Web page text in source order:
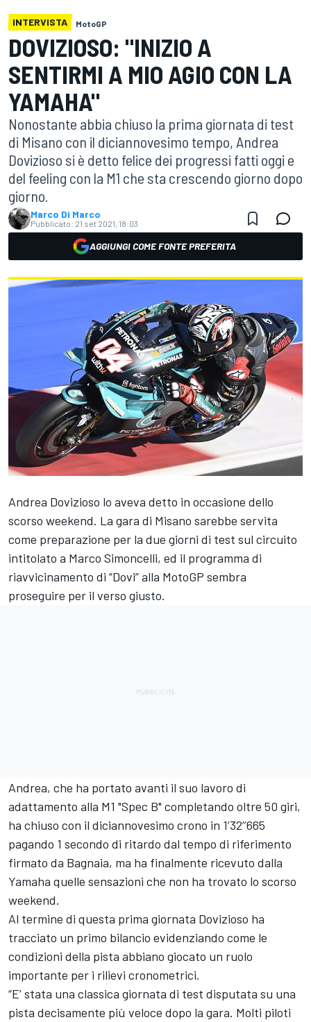
INTERVISTA MotoGP
DOVIZIOSO: "INIZIO A
SENTIRMI A MIO AGIO CON LA
YAMAHA"
Nonostante abbia chiuso la prima giornata di test
di Misano con il diciannovesimo tempo, Andrea
Dovizioso si è detto felice dei progressi fatti oggi e
del feeling con la M1 che sta crescendo giorno dopo
giorno.
Marco Di Marco
Pubblicato: 21 set 2021, 18:03
AGGIUNGI COME FONTE PREFERITA
Andrea Dovizioso lo aveva detto in occasione dello
scorso weekend. La gara di Misano sarebbe servita
come preparazione per la due giorni di test sul circuito
intitolato a Marco Simoncelli, ed il programma di
riavvicinamento di “Dovi” alla MotoGP sembra
proseguire per il verso giusto.
Andrea, che ha portato avanti il suo lavoro di
adattamento alla M1 "Spec B" completando oltre 50 giri,
ha chiuso con il diciannovesimo crono in 1’32’’665
pagando 1 secondo di ritardo dal tempo di riferimento
firmato da Bagnaia, ma ha finalmente ricevuto dalla
Yamaha quelle sensazioni che non ha trovato lo scorso
weekend.
Al termine di questa prima giornata Dovizioso ha
tracciato un primo bilancio evidenziando come le
condizioni della pista abbiano giocato un ruolo
importante per i rilievi cronometrici.
“E’ stata una classica giornata di test disputata su una
pista decisamente più veloce dopo la gara. Molti piloti